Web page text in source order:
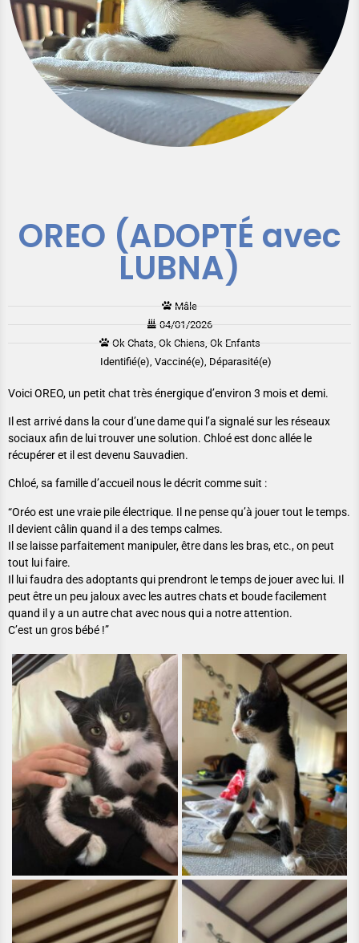
OREO (ADOPTÉ avec
LUBNA)
Mâle
04/01/2026
Ok Chats, Ok Chiens, Ok Enfants
Identifié(e), Vacciné(e), Déparasité(e)
Voici OREO, un petit chat très énergique d’environ 3 mois et demi.
Il est arrivé dans la cour d’une dame qui l’a signalé sur les réseaux
sociaux afin de lui trouver une solution. Chloé est donc allée le
récupérer et il est devenu Sauvadien.
Chloé, sa famille d’accueil nous le décrit comme suit :
“Oréo est une vraie pile électrique. Il ne pense qu’à jouer tout le temps.
Il devient câlin quand il a des temps calmes.
Il se laisse parfaitement manipuler, être dans les bras, etc., on peut
tout lui faire.
Il lui faudra des adoptants qui prendront le temps de jouer avec lui. Il
peut être un peu jaloux avec les autres chats et boude facilement
quand il y a un autre chat avec nous qui a notre attention.
C’est un gros bébé !”